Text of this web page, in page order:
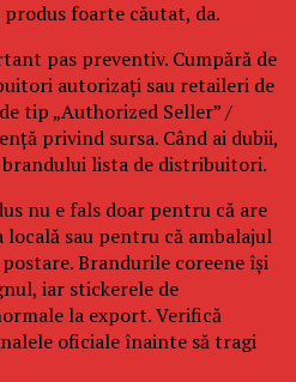
foarte căutat, da.
pas preventiv. Cumpără de
autorizați sau retaileri de
tip „Authorized Seller” /
privind sursa. Când ai dubii,
lista de distribuitori.
nu e fals doar pentru că are
sau pentru că ambalajul
Brandurile coreene își
iar stickerele de
la export. Verifică
oficiale înainte să tragi